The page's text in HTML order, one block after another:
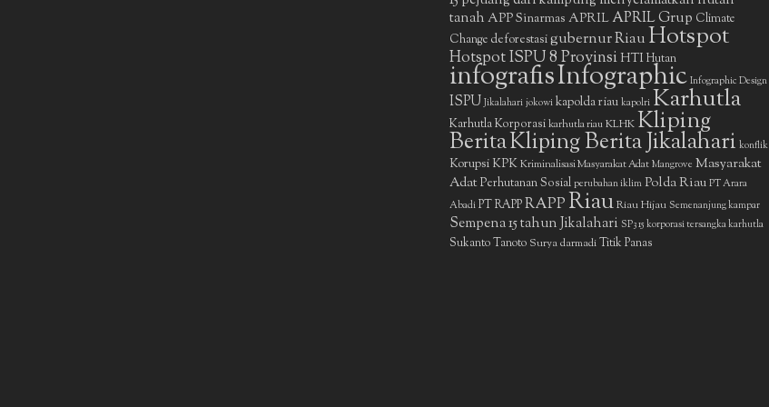
tanah APP Sinarmas APRIL APRIL Grup Climate
Change deforestasigubernur RiauHotspot
Hotspot ISPU 8 ProvinsiHTIHutan
infografisInfographic Infographic Design
ISPU Jikalahari jokowi kapolda riau kapolri Karhutla
Karhutla Korporasi karhutla riau KLHKKliping
BeritaKliping Berita Jikalahari konflik
Korupsi KPK Kriminalisasi Masyarakat Adat Mangrove Masyarakat
AdatPerhutanan Sosial perubahan iklim Polda Riau PT Arara
Abadi PT RAPPRAPPRiauRiau Hijau Semenanjung kampar
Sempena 15 tahun Jikalahari SP3 15 korporasi tersangka karhutla
Sukanto Tanoto Surya darmadiTitik Panas